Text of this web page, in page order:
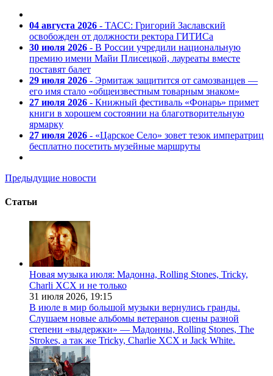
04 августа 2026 - ТАСС: Григорий Заславский
освобожден от должности ректора ГИТИСа
30 июля 2026 - В России учредили национальную
премию имени Майи Плисецкой, лауреаты вместе
поставят балет
29 июля 2026 - Эрмитаж защитится от самозванцев —
его имя стало «общеизвестным товарным знаком»
27 июля 2026 - Книжный фестиваль «Фонарь» примет
книги в хорошем состоянии на благотворительную
ярмарку
27 июля 2026 - «Царское Село» зовет тезок императриц
бесплатно посетить музейные маршруты
Предыдущие новости
Статьи
Новая музыка июля: Мадонна, Rolling Stones, Tricky,
Charli XCX и не только
31 июля 2026, 19:15
В июле в мир большой музыки вернулись гранды.
Слушаем новые альбомы ветеранов сцены разной
степени «выдержки» — Мадонны, Rolling Stones, The
Strokes, а так же Tricky, Charlie XCX и Jack White.